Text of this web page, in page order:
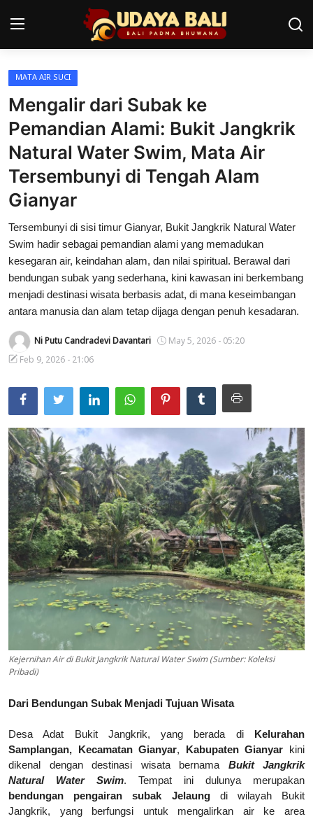
Home
Pura
Desa Adat
Tradisi
Kearifan lokal
Alam Bali
Seni
Kisah
Usadha
MATA AIR SUCI
Mengalir dari Subak ke
Pemandian Alami: Bukit Jangkrik
Natural Water Swim, Mata Air
Tersembunyi di Tengah Alam
Gianyar
Tersembunyi di sisi timur Gianyar, Bukit Jangkrik Natural Water
Swim hadir sebagai pemandian alami yang memadukan
kesegaran air, keindahan alam, dan nilai spiritual. Berawal dari
bendungan subak yang sederhana, kini kawasan ini berkembang
menjadi destinasi wisata berbasis adat, di mana keseimbangan
antara manusia dan alam tetap dijaga dengan penuh kesadaran.
Ni Putu Candradevi Davantari
May 5, 2026 - 05:20
Feb 9, 2026 - 21:06
Kejernihan Air di Bukit Jangkrik Natural Water Swim (Sumber: Koleksi
Pribadi)
Dari Bendungan Subak Menjadi Tujuan Wisata
Desa Adat Bukit Jangkrik, yang berada di Kelurahan
Samplangan, Kecamatan Gianyar, Kabupaten Gianyar kini
dikenal dengan destinasi wisata bernama Bukit Jangkrik
Natural Water Swim. Tempat ini dulunya merupakan
bendungan pengairan subak Jelaung di wilayah Bukit
Jangkrik, yang berfungsi untuk mengalirkan air ke area